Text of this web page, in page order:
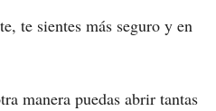
te sientes más seguro y en
manera puedas abrir tantas